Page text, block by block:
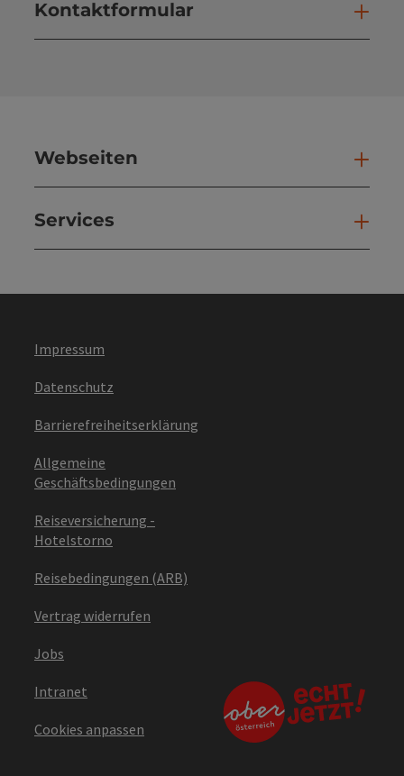
Kontaktformular
Webseiten
Services
Impressum
Datenschutz
Barrierefreiheitserklärung
Allgemeine
Geschäftsbedingungen
Reiseversicherung -
Hotelstorno
Reisebedingungen (ARB)
Vertrag widerrufen
Jobs
Intranet
Cookies anpassen